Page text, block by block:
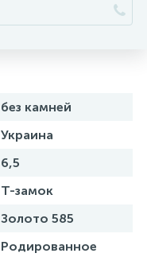
без камней
Украина
6,5
Т-замок
Золото 585
Родированное